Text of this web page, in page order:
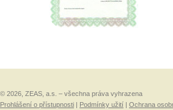
© 2026, ZEAS, a.s. – všechna práva vyhrazena
Prohlášení o přístupnosti
Podmínky užití Ochrana